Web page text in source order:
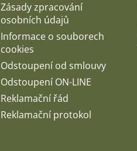
Zásady zpracování
osobních údajů
Informace o souborech
cookies
Odstoupení od smlouvy
Odstoupení ON-LINE
Reklamační řád
Reklamační protokol